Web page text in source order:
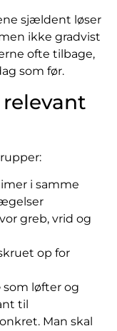
sjældent løser
ikke gradvist
ofte tilbage,
som før.
i samme
greb, vrid og
op for
som løfter og
til
Man skal